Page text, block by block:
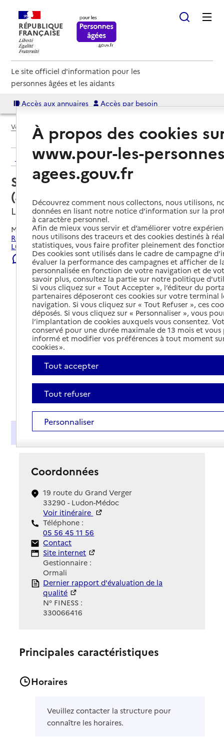
RÉPUBLIQUE
FRANÇAISE
Le site officiel d'information pour les
personnes âgées et les aidants
Accès aux annuaires Accès par besoin
Voir le fil d’Ariane
Retour aux résultats de l'annuaire
Service autonomie à domicile
(aide) – Ormali
Ludon-Médoc, GIRONDE
Mis à jour le22/07/2026
Rechercher les établissements et services autour de
Ludon-Médoc.
Signaler une erreur
Présentation
Coordonnées
19 route du Grand Verger
33290 - Ludon-Médoc
Voir itinéraire
Téléphone :
05 56 45 11 56
Contact
Contact
Site Internet
Site internet
Gestionnaire :
Ormali
Rapport HAS
Dernier rapport d'évaluation de la
qualité
N° FINESS :
330066416
Principales caractéristiques
Horaires
Veuillez contacter la structure pour
connaître les horaires.
À propos des cookies
www.pour-les-
agees.gouv.fr
Découvrez comment nous collectons, nous utilisons,
données en lisant notre notice d’information sur la
à caractère personnel.
Afin de mieux vous servir et d’améliorer votre
nous utilisons des traceurs et des cookies destinés à
statistiques, vous faire profiter pleinement des
Des cookies sont utilisés dans le cadre de campagne
évaluer la performance des campagnes et afficher de
personnalisée en fonction de votre navigation et de
savoir plus, consultez la partie sur notre politique
Si vous cliquez sur « Tout Accepter », l’éditeur du
partenaires déposeront ces cookies sur votre terminal
navigation. Si vous cliquez sur « Tout Refuser », ces
déposés. Si vous cliquez sur « Personnaliser », vous
l’implantation de cookies auxquels vous consentez.
conservé pour une durée maximale de 13 mois et
informé et modifier vos préférences à tout moment
cookies ».
Tout accepter
Tout refuser
Personnaliser